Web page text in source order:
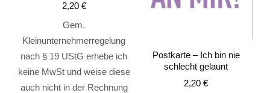
2,20 €
Gem.
Kleinunternehmerregelung
nach § 19 UStG erhebe ich
keine MwSt und weise diese
auch nicht in der Rechnung
Postkarte – Ich bin nie
schlecht gelaunt
2,20€